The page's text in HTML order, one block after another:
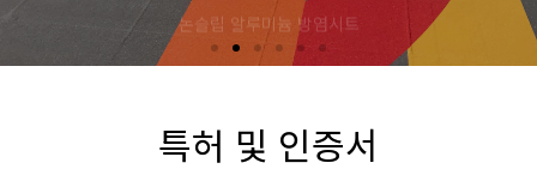
특허 및 인증서